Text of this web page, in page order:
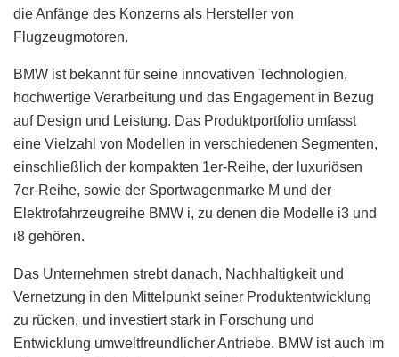
die Anfänge des Konzerns als Hersteller von
Flugzeugmotoren.
BMW ist bekannt für seine innovativen Technologien,
hochwertige Verarbeitung und das Engagement in Bezug
auf Design und Leistung. Das Produktportfolio umfasst
eine Vielzahl von Modellen in verschiedenen Segmenten,
einschließlich der kompakten 1er-Reihe, der luxuriösen
7er-Reihe, sowie der Sportwagenmarke M und der
Elektrofahrzeugreihe BMW i, zu denen die Modelle i3 und
i8 gehören.
Das Unternehmen strebt danach, Nachhaltigkeit und
Vernetzung in den Mittelpunkt seiner Produktentwicklung
zu rücken, und investiert stark in Forschung und
Entwicklung umweltfreundlicher Antriebe. BMW ist auch im